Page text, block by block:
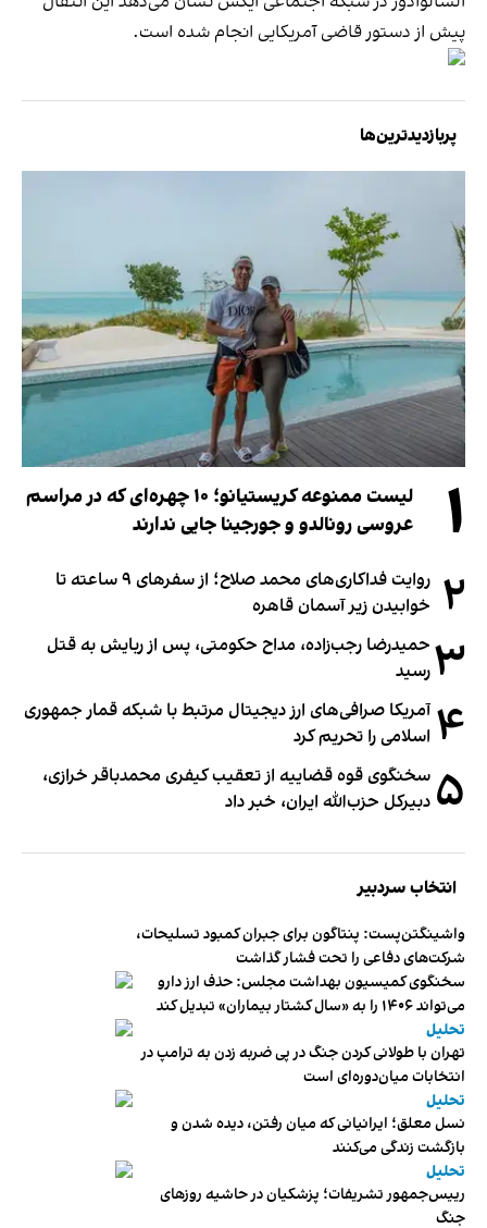
پیش از دستور قاضی آمریکایی انجام شده است.
پربازدیدترین‌ها
۱
لیست ممنوعه کریستیانو؛ ۱۰ چهره‌ای که در مراسم
عروسی رونالدو و جورجینا جایی ندارند
۲
روایت فداکاری‌های محمد صلاح؛ از سفرهای ۹ ساعته تا
خوابیدن زیر آسمان قاهره
۳ حمیدرضا رجب‌زاده، مداح حکومتی، پس از ربایش به قتل
رسید
۴ آمریکا صرافی‌های ارز دیجیتال مرتبط با شبکه قمار جمهوری
اسلامی را تحریم کرد
۵ سخنگوی قوه قضاییه از تعقیب کیفری محمدباقر خرازی،
دبیر‌کل حزب‌الله ایران، خبر داد
انتخاب سردبیر
واشینگتن‌پست: پنتاگون برای جبران کمبود تسلیحات،
شرکت‌های دفاعی را تحت فشار گذاشت
سخنگوی کمیسیون بهداشت مجلس: حذف ارز دارو
می‌تواند ۱۴۰۶ را به «سال کشتار بیماران» تبدیل کند
تحلیل
تهران با طولانی کردن جنگ در پی ضربه زدن به ترامپ در
انتخابات میان‌دوره‌ای است
تحلیل
نسل معلق؛ ایرانیانی که میان رفتن، دیده شدن و
بازگشت زندگی می‌کنند
تحلیل
رییس‌جمهور تشریفات؛ پزشکیان در حاشیه روزهای
جنگ